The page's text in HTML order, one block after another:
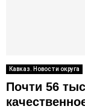
Кавказ. Новости округа
Почти 56